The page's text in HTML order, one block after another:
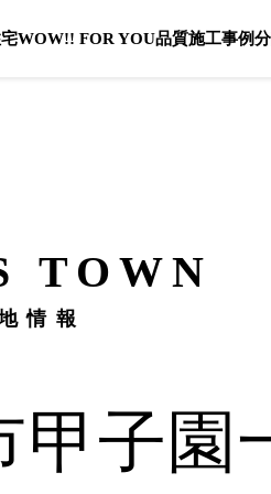
ミアムのメニューを開く
WOW!! FOR YOU品質施工事例
TOWN
情報
甲子園